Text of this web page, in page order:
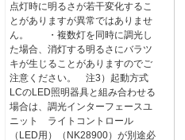
点灯時に明るさが若干変化するこ
とがありますが異常ではありませ
ん。 ・複数灯を同時に調光し
た場合、消灯する明るさにバラツ
キが生じることがありますのでご
注意ください。 注3）起動方式
LCのLED照明器具と組み合わせる
場合は、調光インターフェースユ
ニット ライトコントロール
（LED用）（NK28900）が別途必